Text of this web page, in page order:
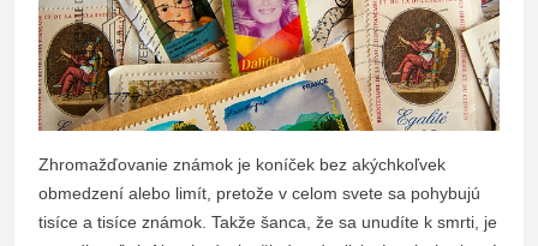
Zhromažďovanie známok je koníček bez akýchkoľvek
obmedzení alebo limít, pretože v celom svete sa pohybujú
tisíce a tisíce známok. Takže šanca, že sa unudíte k smrti, je